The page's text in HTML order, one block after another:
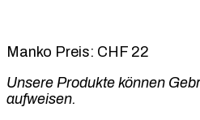
Manko Preis: CHF 22
Unsere Produkte können
aufweisen.